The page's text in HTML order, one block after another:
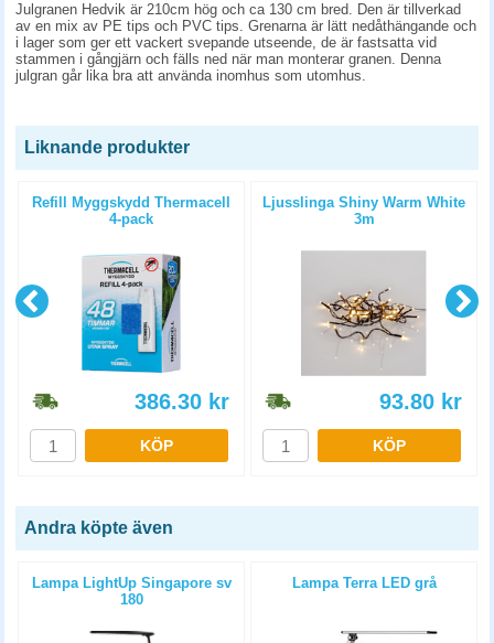
Julgranen Hedvik är 210cm hög och ca 130 cm bred. Den är tillverkad
av en mix av PE tips och PVC tips. Grenarna är lätt nedåthängande och
i lager som ger ett vackert svepande utseende, de är fastsatta vid
stammen i gångjärn och fälls ned när man monterar granen. Denna
julgran går lika bra att använda inomhus som utomhus.
Liknande produkter
Refill Myggskydd Thermacell
4-pack
386.30 kr
KÖP
Ljusslinga Shiny Warm White
3m
93.80 kr
KÖP
Andra köpte även
Lampa LightUp Singapore sv
180
Lampa Terra LED grå